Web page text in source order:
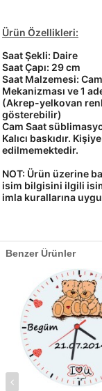
Ürün Özellikleri:
Saat Şekli: Daire
Saat Çapı: 29 cm
Saat Malzemesi: Cam
Mekanizması ve 1
(Akrep-yelkovan
gösterebilir)
Cam Saat
Kalıcı baskıdır.
edilmemektedir.
NOT: Ürün üzerine
isim bilgisini ilgili
imla kurallarına
Benzer Ürünler